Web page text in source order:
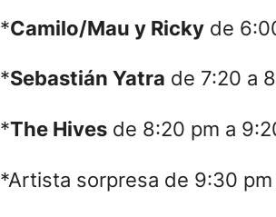
*Camilo/Mau y Ricky de
*Sebastián Yatra de 7:20 a
*The Hives de 8:20 pm a
*Artista sorpresa de 9:30